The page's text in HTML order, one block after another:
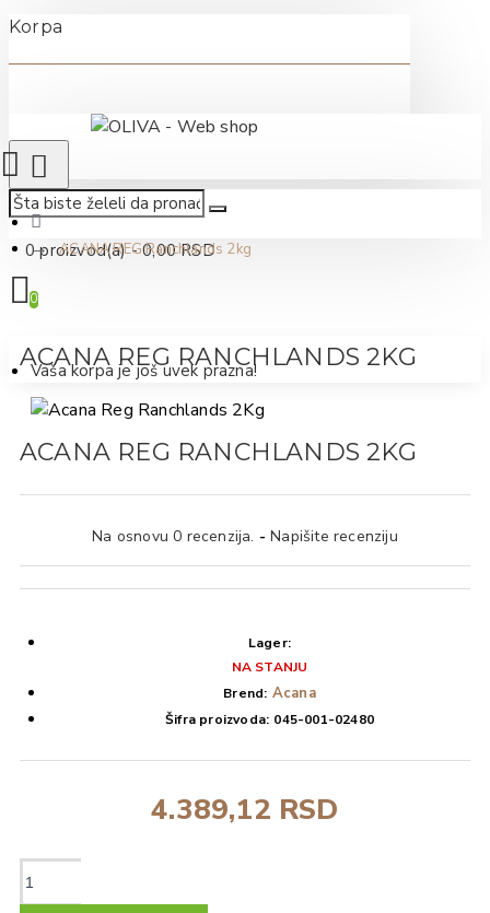
Korpa
0 proizvod(a) - 0,00 RSD
0
Vaša korpa je još uvek prazna!
ACANA REG Ranchlands 2kg
ACANA REG RANCHLANDS 2KG
ACANA REG RANCHLANDS 2KG
Na osnovu 0 recenzija. - Napišite recenziju
4.389,12 RSD
Lager:
NA STANJU
Brend: Acana
Šifra proizvoda: 045-001-02480